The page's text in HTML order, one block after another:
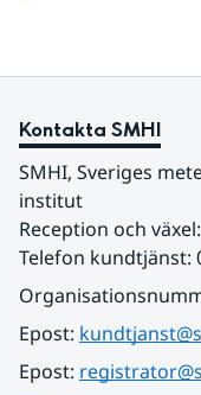
Kontakta SMHI
SMHI, Sveriges
institut
Reception och
Telefon kundtjänst:
Epost:
Epost: